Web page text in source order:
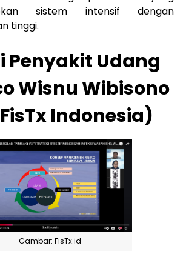
sistem intensif dengan
tinggi.
Penyakit Udang
Wisnu Wibisono
Indonesia)
Gambar: FisTx.id